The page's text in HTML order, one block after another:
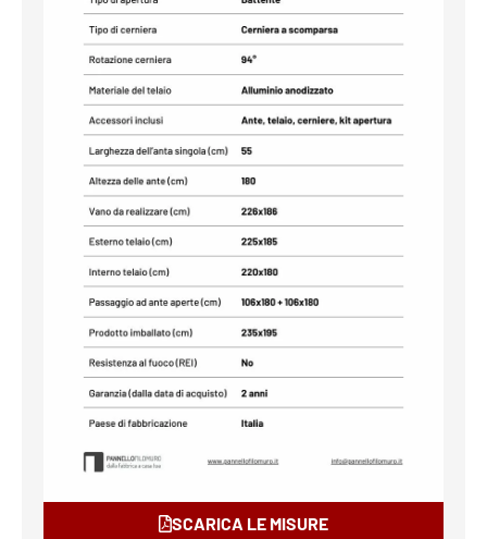
SCARICA LE MISURE